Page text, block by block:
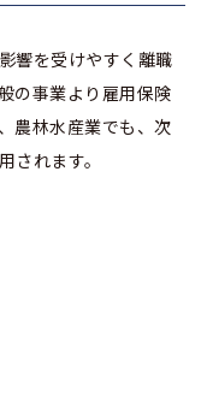
響を受けやすく離職
の事業より雇用保険
農林水産業でも、次
されます。